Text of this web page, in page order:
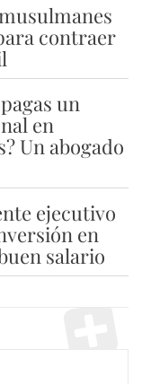
contraer
un
en
Un abogado
ejecutivo
en
salario